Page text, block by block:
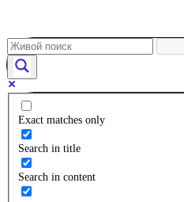
Exact matches only
Search in title
Search in content